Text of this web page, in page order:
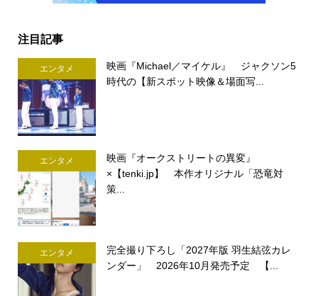
注目記事
エンタメ
映画『Michael／マイケル』 ジャクソン5
時代の【新スポット映像＆場面写...
エンタメ
映画『オークストリートの異変』
×【tenki.jp】 本作オリジナル「恐竜対
策...
エンタメ
完全撮り下ろし「2027年版 羽生結弦カレ
ンダー」 2026年10月発売予定 【...